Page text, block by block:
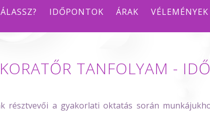
IDŐPONTOK ÁRAK VÉLEMÉNYEK
TANFOLYAM -
résztvevői a gyakorlati oktatás során